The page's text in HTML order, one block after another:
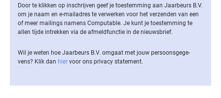
Door te klikken op inschrijven geef je toestemming aan Jaarbeurs B.V.
om je naam en e-mailadres te verwerken voor het verzenden van een
of meer mailings namens Computable. Je kunt je toestemming te
allen tijde intrekken via de af­meld­func­tie in de nieuwsbrief.
Wil je weten hoe Jaarbeurs B.V. omgaat met jouw per­soons­ge­ge­
vens? Klik dan hier voor ons privacy statement.